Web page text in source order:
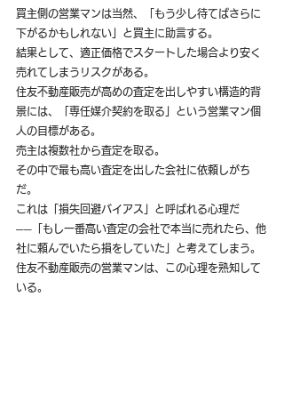
買主側の営業マンは当然、「もう少し待てばさらに
下がるかもしれない」と買主に助言する。
結果として、適正価格でスタートした場合より安く
売れてしまうリスクがある。
住友不動産販売が高めの査定を出しやすい構造的背
景には、「専任媒介契約を取る」という営業マン個
人の目標がある。
売主は複数社から査定を取る。
その中で最も高い査定を出した会社に依頼しがち
だ。
これは「損失回避バイアス」と呼ばれる心理だ
──「もし一番高い査定の会社で本当に売れたら、他
社に頼んでいたら損をしていた」と考えてしまう。
住友不動産販売の営業マンは、この心理を熟知して
いる。